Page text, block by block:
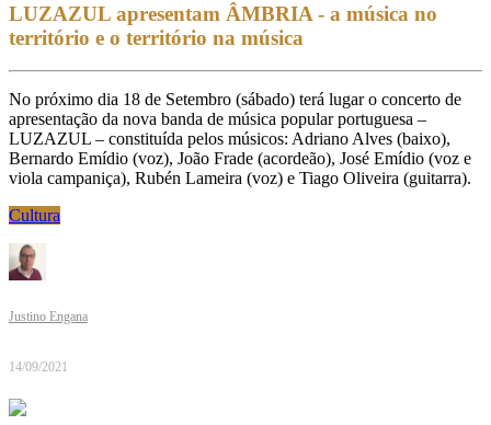
LUZAZUL apresentam ÂMBRIA - a música no
território e o território na música
No próximo dia 18 de Setembro (sábado) terá lugar o concerto de
apresentação da nova banda de música popular portuguesa –
LUZAZUL – constituída pelos músicos: Adriano Alves (baixo),
Bernardo Emídio (voz), João Frade (acordeão), José Emídio (voz e
viola campaniça), Rubén Lameira (voz) e Tiago Oliveira (guitarra).
Cultura
Justino Engana
14/09/2021